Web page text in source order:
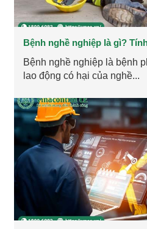
Bệnh nghề nghiệp là gì?
Bệnh nghề nghiệp là bệnh
lao động có hại của nghề...